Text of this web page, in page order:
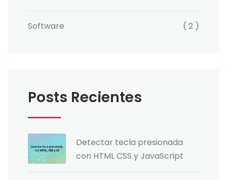
Software ( 2 )
Posts Recientes
Detectar tecla presionada
con HTML CSS y JavaScript